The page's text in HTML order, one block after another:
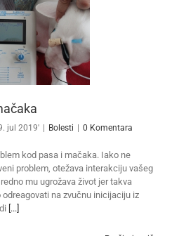
jul 2019' Bolesti 0 Komentara
kod pasa i mačaka. Iako ne
problem, otežava interakciju vašeg
mu ugrožava život jer takva
na zvučnu inicijaciju iz
[...]